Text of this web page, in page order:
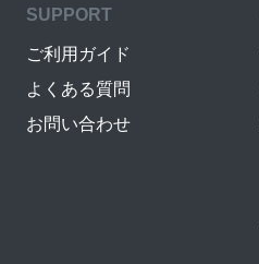
SUPPORT
ご利用ガイド
よくある質問
お問い合わせ